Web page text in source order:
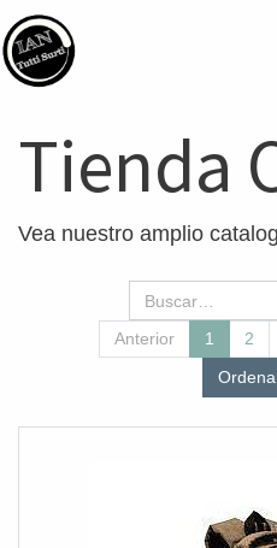
Tienda
Vea nuestro amplio
Anterior 1 2